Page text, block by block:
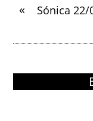
« Sónica 22/